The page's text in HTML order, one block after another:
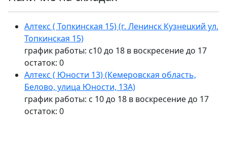
Алтекс ( Топкинская 15) (г. Ленинск Кузнецкий ул.
Топкинская 15)
график работы: с10 до 18 в воскресение до 17
остаток: 0
Алтекс ( Юности 13) (Кемеровская область,
Белово, улица Юности, 13А)
график работы: с 10 до 18 в воскресение до 17
остаток: 0